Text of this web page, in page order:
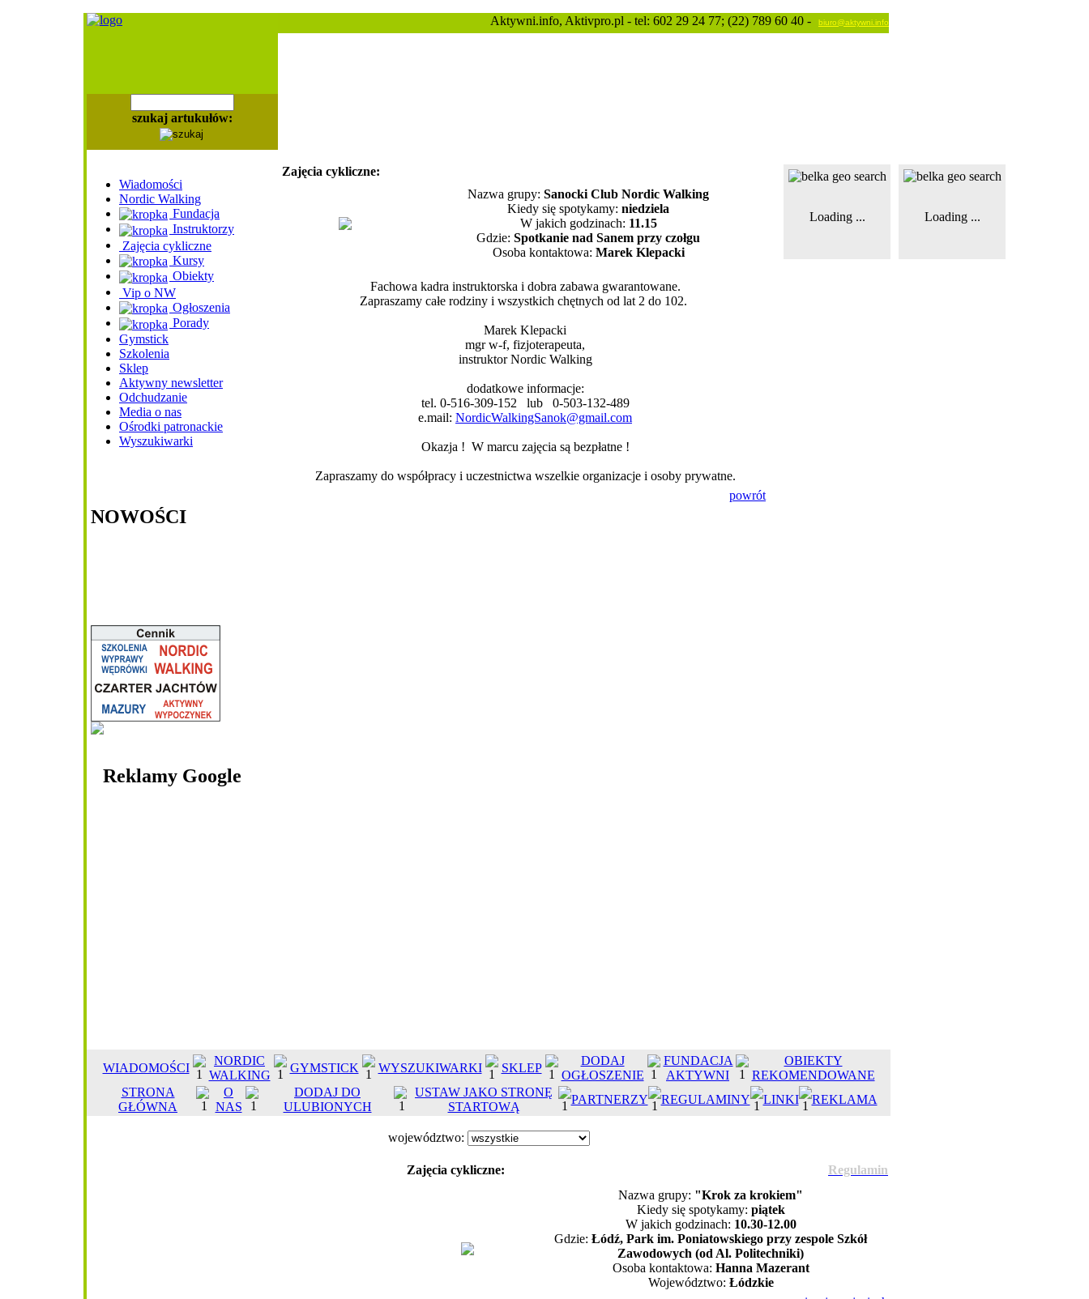
szukaj artukułów:
Aktywni.info, Aktivpro.pl - tel: 602 29 24 77; (22) 789 60 40 - biuro@aktywni.info
Wiadomości
Nordic Walking
Fundacja
Instruktorzy
Zajęcia cykliczne
Kursy
Obiekty
Vip o NW
Ogłoszenia
Porady
Gymstick
Szkolenia
Sklep
Aktywny newsletter
Odchudzanie
Media o nas
Ośrodki patronackie
Wyszukiwarki
NOWOŚCI
Reklamy Google
Zajęcia cykliczne:
Nazwa grupy: Sanocki Club Nordic Walking
Kiedy się spotykamy: niedziela
W jakich godzinach: 11.15
Gdzie: Spotkanie nad Sanem przy czołgu
Osoba kontaktowa: Marek Klepacki
Fachowa kadra instruktorska i dobra zabawa gwarantowane.
Zapraszamy całe rodziny i wszystkich chętnych od lat 2 do 102.
Marek Klepacki
mgr w-f, fizjoterapeuta,
instruktor Nordic Walking
dodatkowe informacje:
tel. 0-516-309-152 lub 0-503-132-489
e.mail: NordicWalkingSanok@gmail.com
Okazja ! W marcu zajęcia są bezpłatne !
Zapraszamy do współpracy i uczestnictwa wszelkie organizacje i osoby prywatne.
powrót
Loading ...
WIADOMOŚCI
NORDIC
WALKING
GYMSTICK WYSZUKIWARKI SKLEP
DODAJ
OGŁOSZENIE
FUNDACJA
AKTYWNI
OBIEKTY
REKOMENDOWANE
STRONA
GŁÓWNA
O
NAS
DODAJ DO
ULUBIONYCH
USTAW JAKO STRONĘ
STARTOWĄ
PARTNERZY REGULAMINY LINKI REKLAMA
województwo:
Zajęcia cykliczne:
Regulamin
Nazwa grupy: "Krok za krokiem"
Kiedy się spotykamy: piątek
W jakich godzinach: 10.30-12.00
Gdzie: Łódź, Park im. Poniatowskiego przy zespole Szkół
Zawodowych (od Al. Politechniki)
Osoba kontaktowa: Hanna Mazerant
Województwo: Łódzkie
Loading ...